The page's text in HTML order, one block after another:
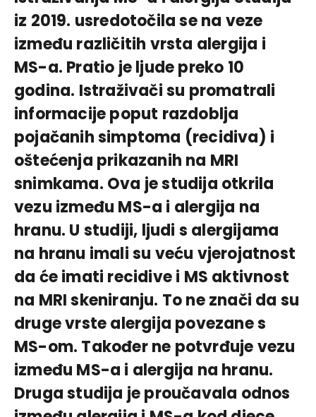
iz 2019. usredotočila se na veze
između različitih vrsta alergija i
MS-a. Pratio je ljude preko 10
godina. Istraživači su promatrali
informacije poput razdoblja
pojačanih simptoma (recidiva) i
oštećenja prikazanih na MRI
snimkama. Ova je studija otkrila
vezu između MS-a i alergija na
hranu. U studiji, ljudi s alergijama
na hranu imali su veću vjerojatnost
da će imati recidive i MS aktivnost
na MRI skeniranju. To ne znači da su
druge vrste alergija povezane s
MS-om. Također ne potvrđuje vezu
između MS-a i alergija na hranu.
Druga studija je proučavala odnos